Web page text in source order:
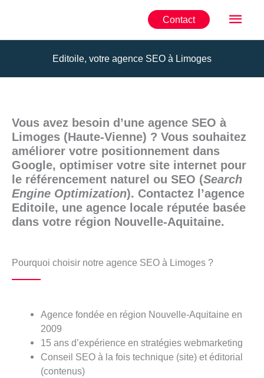
Contact
Editoile, votre agence SEO à Limoges
Vous avez besoin d’une agence SEO à
Limoges (Haute-Vienne) ? Vous souhaitez
améliorer votre positionnement dans
Google, optimiser votre site internet pour
le référencement naturel ou SEO (Search
Engine Optimization). Contactez l’agence
Editoile, une agence locale réputée basée
dans votre région Nouvelle-Aquitaine.
Pourquoi choisir notre agence SEO à Limoges ?
Agence fondée en région Nouvelle-Aquitaine en
2009
15 ans d’expérience en stratégies webmarketing
Conseil SEO à la fois technique (site) et éditorial
(contenus)